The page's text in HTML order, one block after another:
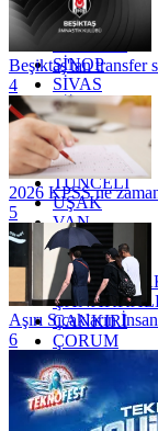
RİZE
SAKARYA
SİNOP
SİVAS
SİİRT
TEKİRDAĞ
TOKAT
TRABZON
TUNCELİ
UŞAK
VAN
YALOVA
YOZGAT
ÇANKIRI
ÇORUM
İSTANBUL
İZMİR
ŞANLIURFA
ŞIRNAK
Beşiktaş'tan transfer
4
2026 KPSS ne
5
Aşırı Sıcakların
6